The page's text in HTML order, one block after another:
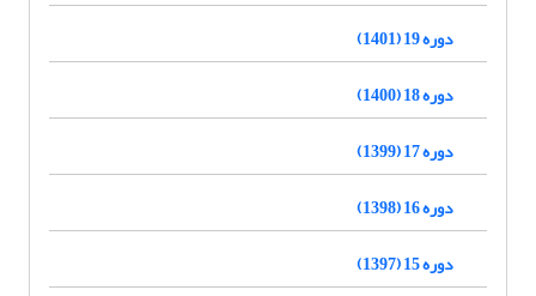
دوره 19 (1401)
دوره 18 (1400)
دوره 17 (1399)
دوره 16 (1398)
دوره 15 (1397)